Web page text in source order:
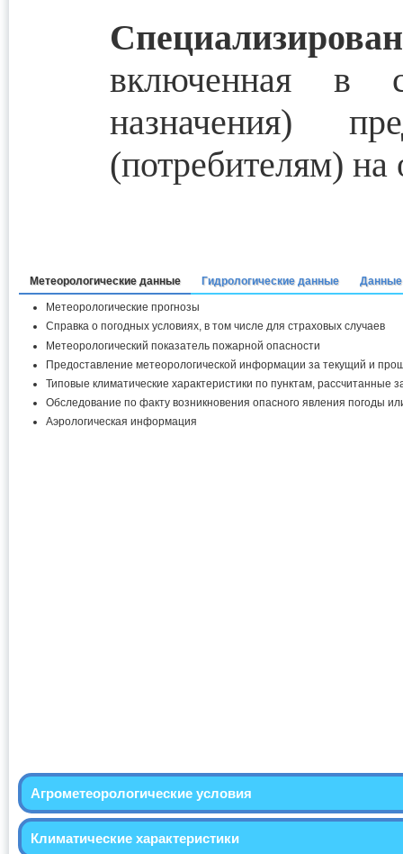
включенная в
назначения)
(потребителям) на
Метеорологические данные Гидрологические данные Данные
Метеорологические прогнозы
Справка о погодных условиях, в том числе для страховых случаев
Метеорологический показатель пожарной опасности
Предоставление метеорологической информации за текущий и
Типовые климатические характеристики по пунктам, рассчитанные
Обследование по факту возникновения опасного явления погоды
Аэрологическая информация
Агрометеорологические условия
Климатические характеристики